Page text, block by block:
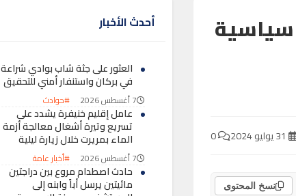
سياسية
نسخ المحتوى
أحدث الأخبار
العثور على جثة شاب بوادي شراعة
في بركان واستنفار أمني للتحقيق
7 أغسطس 2026 #حوادث
عامل إقليم خنيفرة يشدد على
تسريع وتيرة أشغال معالجة أزمة
الماء بمريرت خلال زيارة ليلية
7 أغسطس 2026 #أخبار عامة
حادث اصطدام مروع بين دراجتين
مائيتين يرسل أباً وابنه إلى